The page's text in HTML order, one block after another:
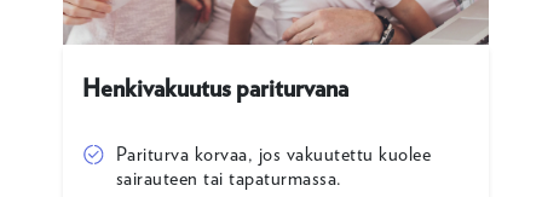
Henkivakuutus pariturvana
Pariturva korvaa, jos vakuutettu kuolee
sairauteen tai tapaturmassa.